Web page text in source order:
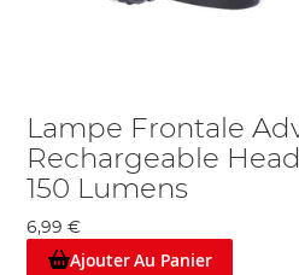
Lampe Frontale
Rechargeable
150 Lumens
6,99 €
Ajouter Au Panier